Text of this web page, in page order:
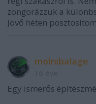
zongorázzuk a
Jövő héten
molnibalage
Egy ismerős